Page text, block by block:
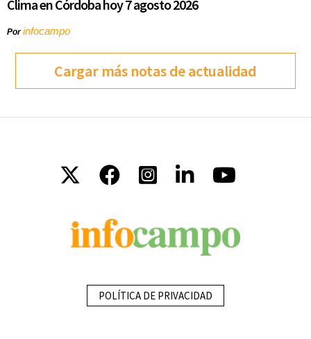
Clima en Córdoba hoy 7 agosto 2026
Porinfocampo
Cargar más notas de actualidad
POLÍTICA DE PRIVACIDAD